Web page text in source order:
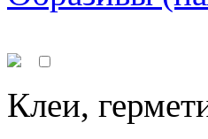
Клеи,